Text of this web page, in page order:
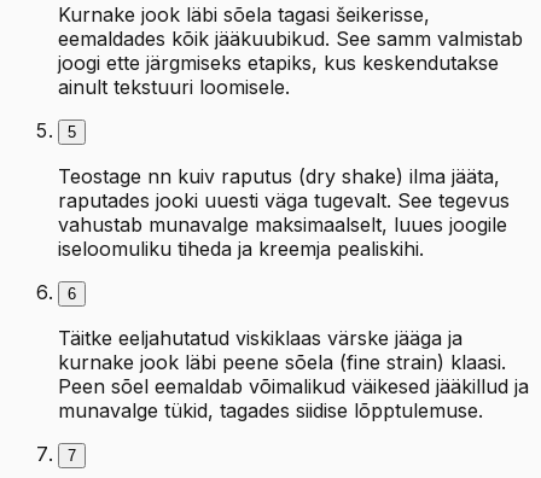
Kurnake jook läbi sõela tagasi šeikerisse,
eemaldades kõik jääkuubikud. See samm valmistab
joogi ette järgmiseks etapiks, kus keskendutakse
ainult tekstuuri loomisele.
5
Teostage nn kuiv raputus (dry shake) ilma jääta,
raputades jooki uuesti väga tugevalt. See tegevus
vahustab munavalge maksimaalselt, luues joogile
iseloomuliku tiheda ja kreemja pealiskihi.
6
Täitke eeljahutatud viskiklaas värske jääga ja
kurnake jook läbi peene sõela (fine strain) klaasi.
Peen sõel eemaldab võimalikud väikesed jääkillud ja
munavalge tükid, tagades siidise lõpptulemuse.
7